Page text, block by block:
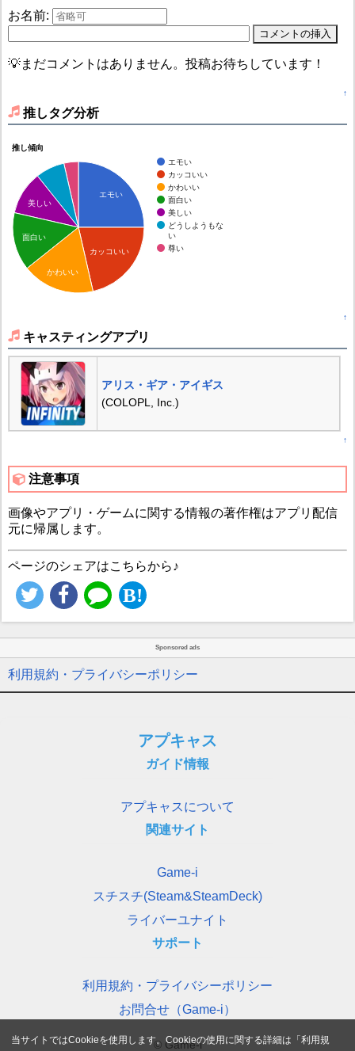
お名前:
💡まだコメントはありません。投稿お待ちしています！
↑
推しタグ分析
推し傾向
エモい
カッコいい
かわいい
面白い
美しい
どうしようもな
い
尊い
エモい
カッコいい
美しい
面白い
かわいい
↑
キャスティングアプリ
アリス・ギア・アイギス
(COLOPL, Inc.)
↑
注意事項
画像やアプリ・ゲームに関する情報の著作権はアプリ配信
元に帰属します。
ページのシェアはこちらから♪
Sponsored ads
利用規約・プライバシーポリシー
アプキャス
ガイド情報
アプキャスについて
関連サイト
Game-i
スチスチ(Steam&SteamDeck)
ライバーユナイト
サポート
利用規約・プライバシーポリシー
お問合せ（Game-i）
© Game-i
当サイトではCookieを使用します。Cookieの使用に関する詳細は「利用規